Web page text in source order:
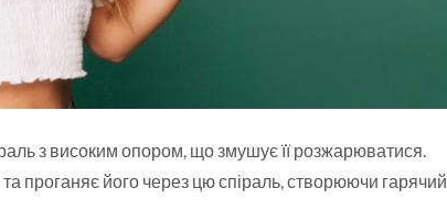
з високим опором, що змушує її розжарюватися.
проганяє його через цю спіраль, створюючи гарячий